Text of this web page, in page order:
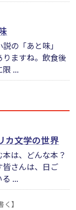
の「あと味」
りますね。飲食後
...
カ文学の世界
は、どんな本？
さんは、日ご
...
】